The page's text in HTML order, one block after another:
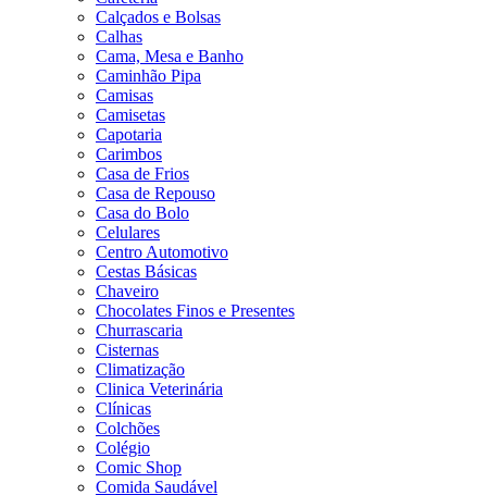
Calçados e Bolsas
Calhas
Cama, Mesa e Banho
Caminhão Pipa
Camisas
Camisetas
Capotaria
Carimbos
Casa de Frios
Casa de Repouso
Casa do Bolo
Celulares
Centro Automotivo
Cestas Básicas
Chaveiro
Chocolates Finos e Presentes
Churrascaria
Cisternas
Climatização
Clinica Veterinária
Clínicas
Colchões
Colégio
Comic Shop
Comida Saudável